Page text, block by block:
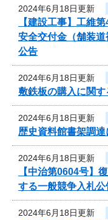
2024年6月18日更新
【建設工事】工維
安全交付金（舗装
公告
2024年6月18日更新
敷鉄板の購入に関
2024年6月18日更新
歴史資料館書架調
2024年6月18日更新
【中治第0604号
する一般競争入札公
2024年6月18日更新